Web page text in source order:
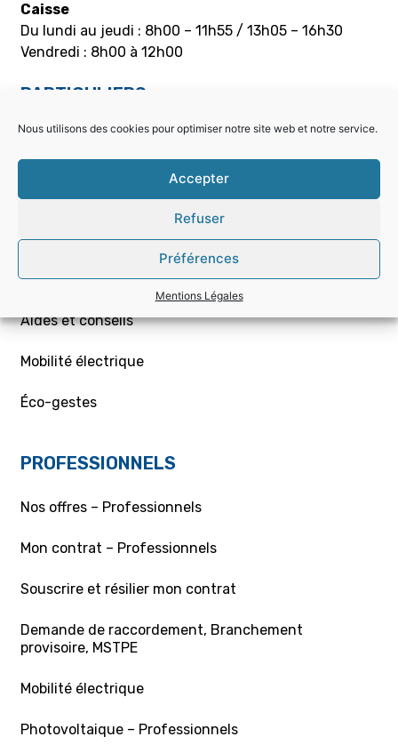
Nous utilisons des cookies pour optimiser notre site web et notre service.
Accepter
Refuser
Préférences
Mentions Légales
Caisse
Du lundi au jeudi : 8h00 – 11h55 / 13h05 – 16h30
Vendredi : 8h00 à 12h00
PARTICULIERS
Choisir la bonne offre
Mon contrat – Particuliers
Souscription / résiliation
Demande de raccordement aux réseaux Gaz/Elec
ou branchement provisoire
Aides et conseils
Mobilité électrique
Éco-gestes
PROFESSIONNELS
Nos offres – Professionnels
Mon contrat – Professionnels
Souscrire et résilier mon contrat
Demande de raccordement, Branchement
provisoire, MSTPE
Mobilité électrique
Photovoltaique – Professionnels